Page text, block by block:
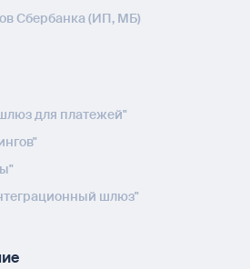
Сбербанка (ИП, МБ)
для платежей"
шлюз"